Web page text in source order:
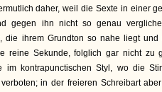
daher, weil die Sexte in einer
gegen ihn nicht so genau
die ihrem Grundton so nahe liegt
reine Sekunde, folglich gar nicht zu
im kontrapunctischen Styl, wo die
in der freieren Schreibart